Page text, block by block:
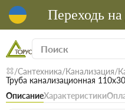
Переходь
Сантехника Канализация
Труба канализационная
ОписаниеХарактеристики